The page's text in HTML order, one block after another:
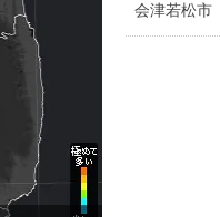
会津若松市